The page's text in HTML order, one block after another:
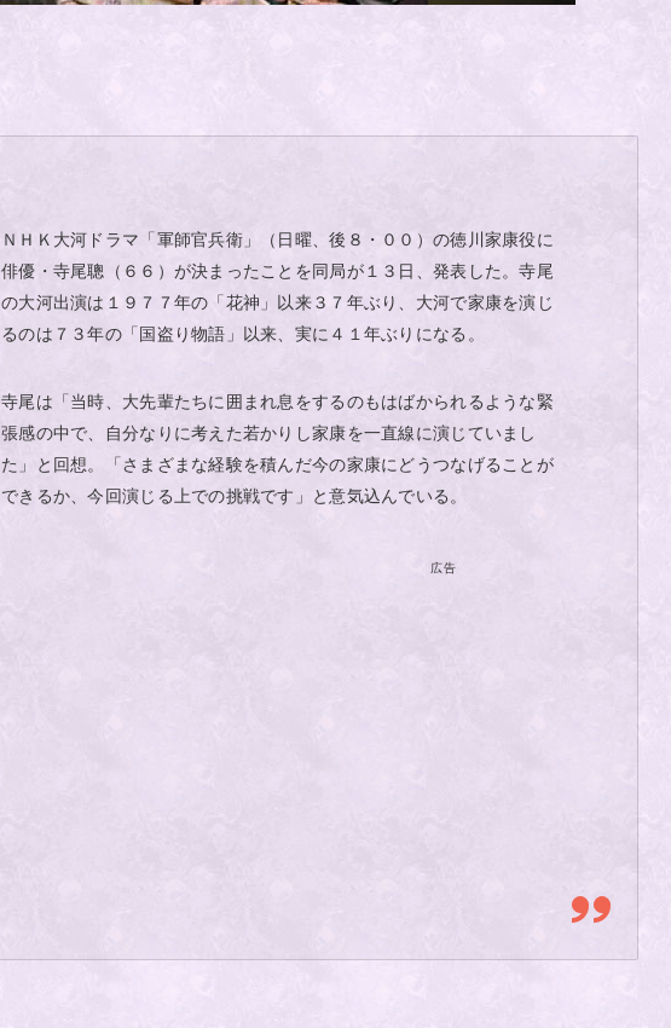
ＮＨＫ大河ドラマ「軍師官兵衛」（日曜、後８・００）の徳川家康役に
俳優・寺尾聰（６６）が決まったことを同局が１３日、発表した。寺尾
の大河出演は１９７７年の「花神」以来３７年ぶり、大河で家康を演じ
るのは７３年の「国盗り物語」以来、実に４１年ぶりになる。
寺尾は「当時、大先輩たちに囲まれ息をするのもはばかられるような緊
張感の中で、自分なりに考えた若かりし家康を一直線に演じていまし
た」と回想。「さまざまな経験を積んだ今の家康にどうつなげることが
できるか、今回演じる上での挑戦です」と意気込んでいる。
広告